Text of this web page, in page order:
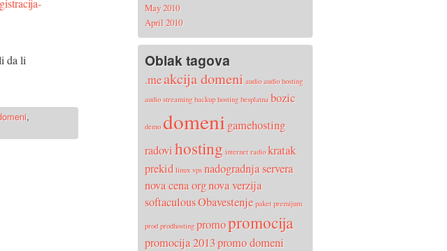
da li
,
May 2010
April 2010
Oblak tagova
.meakcija domeni audio audio hosting
audio streaming backup hosting besplatna bozic
demo domenigamehosting
radovihosting internet radio kratak
prekid linux vps nadogradnja servera
nova cena orgnova verzija
softaculousObavestenje paket premijum
prod prodhosting promopromocija
promocija 2013promo domeni